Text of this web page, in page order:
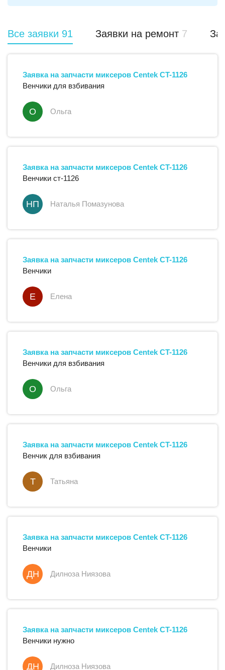
Все заявки 91 Заявки на ремонт 7
Заявка на запчасти миксеров Centek CT-1126
Венчики для взбивания
О Ольга
Заявка на запчасти миксеров Centek CT-1126
Венчики ст-1126
НП Наталья Помазунова
Заявка на запчасти миксеров Centek CT-1126
Венчики
Е Елена
Заявка на запчасти миксеров Centek CT-1126
Венчики для взбивания
О Ольга
Заявка на запчасти миксеров Centek CT-1126
Венчик для взбивания
Т Татьяна
Заявка на запчасти миксеров Centek CT-1126
Венчики
ДН Дилноза Ниязова
Заявка на запчасти миксеров Centek CT-1126
Венчики нужно
ДН Дилноза Ниязова